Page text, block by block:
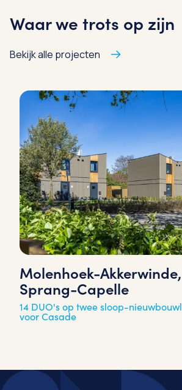
Waar we trots op zijn
Bekijk alle projecten
Molenhoek-Akkerwinde,
Sprang-Capelle
14 DUO's op twee sloop-
voor Casade